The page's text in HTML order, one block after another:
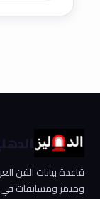
قاعدة بيانات الفن
وميمز ومسابقات